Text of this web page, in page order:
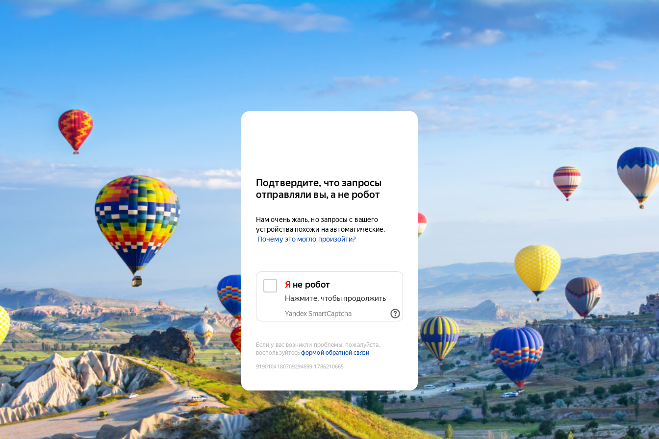
Подтвердите, что запросы
отправляли вы, а не робот
Нам очень жаль, но запросы с вашего
устройства похожи на автоматические.
Почему это могло произойти?
Я не робот
Нажмите, чтобы продолжить
Yandex SmartCaptcha
Если у вас возникли проблемы, пожалуйста,
воспользуйтесьформой обратной связи
9190104180709294699:1786210665